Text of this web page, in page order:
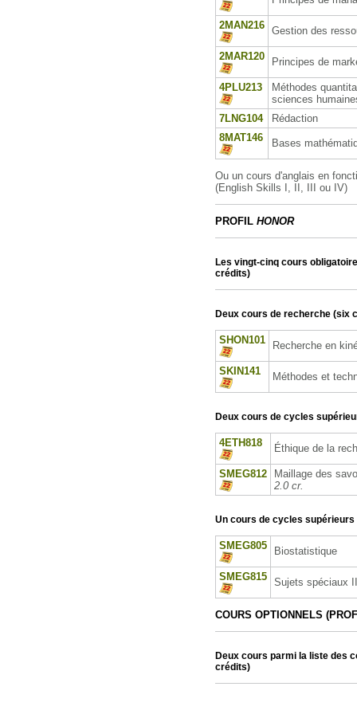
2MAN216 Gestion des
2MAR120 Principes de
4PLU213
Méthodes
sciences
7LNG104
Rédaction
8MAT146
Bases
Ou un cours d'anglais en
(English Skills I, II, III ou IV)
PROFIL HONOR
Les vingt-cinq cours
crédits)
Deux cours de recherche (six
SHON101 Recherche en
SKIN141 Méthodes et
Deux cours de cycles
4ETH818 Éthique de la
SMEG812
Maillage des
2.0 cr.
Un cours de cycles
SMEG805 Biostatistique
SMEG815 Sujets spéciaux II
COURS OPTIONNELS
Deux cours parmi la liste des
crédits)